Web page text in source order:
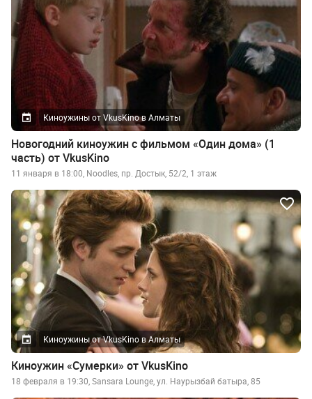
Киноужины от VkusKino в Алматы
Новогодний киноужин с фильмом «Один дома» (1
часть) от VkusKino
11 января в 18:00, Noodles, пр. Достык, 52/2, 1 этаж
Киноужины от VkusKino в Алматы
Киноужин «Сумерки» от VkusKino
18 февраля в 19:30, Sansara Lounge, ул. Наурызбай батыра, 85